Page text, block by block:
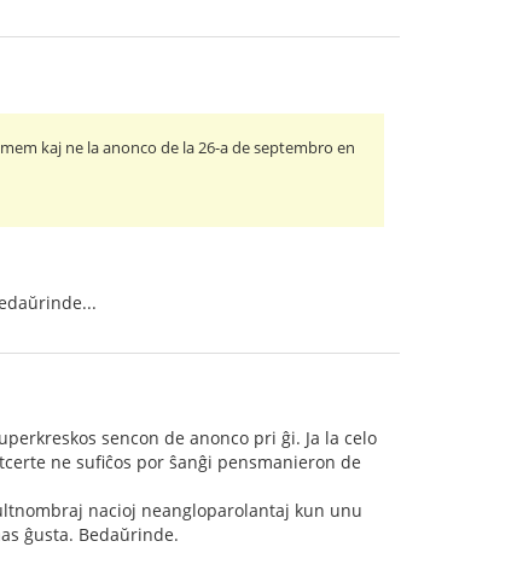
kaj ne la anonco de la 26-a de septembro en
sencon de anonco pri ĝi. Ja la celo
ne sufiĉos por ŝanĝi pensmanieron de
nacioj neangloparolantaj kun unu
ĝusta. Bedaŭrinde.